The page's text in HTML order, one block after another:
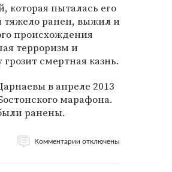
которая пыталась его
тяжело ранен, выжил и
происхождения
терроризм и
смертная казнь.
в апреле 2013
марафона.
ранены.
Комментарии отключены